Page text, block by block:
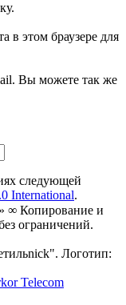
в этом браузере для
Вы можете так же
следующей
International.
∞ Копирование и
ограничений.
Логотип:
Telecom